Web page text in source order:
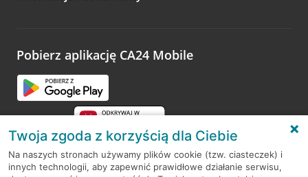
opinie.
Pobierz aplikację CA24 Mobile
RODO
Twoja zgoda z korzyścią dla Ciebie
Na naszych stronach używamy plików cookie (tzw. ciasteczek) i
innych technologii, aby zapewnić prawidłowe działanie serwisu,